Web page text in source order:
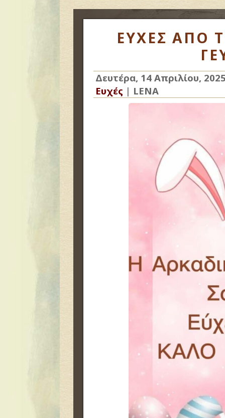
ΕΥΧΕΣ ΑΠΟ
Δευτέρα, 14 Απριλίου,
Ευχές | LENA